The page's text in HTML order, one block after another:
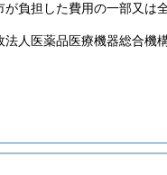
負担した費用の一部又は
人医薬品医療機器総合機